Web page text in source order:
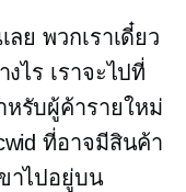
ย พวกเราเดี๋ยว
ไร เราจะไปที่
หรับผู้ค้ารายใหม่
ที่อาจมีสินค้า
าไปอยู่บน